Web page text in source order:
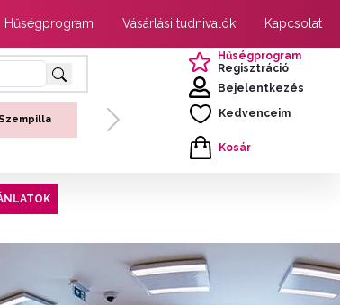
Hűségprogram Vásárlási tudnivalók Kapcsolat
Szempilla
Next
Hűségprogram
Regisztráció
Bejelentkezés
Kedvenceim
Kosár